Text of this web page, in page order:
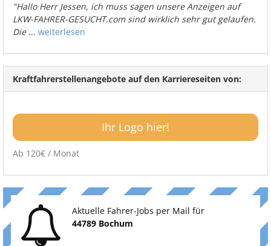
"Hallo Herr Jessen, ich muss sagen unsere Anzeigen auf
LKW-FAHRER-GESUCHT.com sind wirklich sehr gut gelaufen.
Die... weiterlesen
Kraftfahrerstellenangebote auf den Karriereseiten von:
Ihr Logo hier!
Ab 120€ / Monat
Aktuelle Fahrer-Jobs per Mail für
44789 Bochum